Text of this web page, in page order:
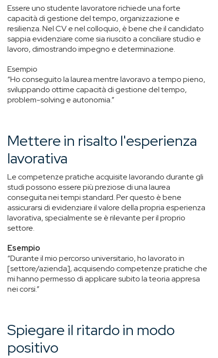
Essere uno studente lavoratore richiede una forte
capacità di gestione del tempo, organizzazione e
resilienza. Nel CV e nel colloquio, è bene che il candidato
sappia evidenziare come sia riuscito a conciliare studio e
lavoro, dimostrando impegno e determinazione.
Esempio
“Ho conseguito la laurea mentre lavoravo a tempo pieno,
sviluppando ottime capacità di gestione del tempo,
problem-solving e autonomia.”
Mettere in risalto l'esperienza
lavorativa
Le competenze pratiche acquisite lavorando durante gli
studi possono essere più preziose di una laurea
conseguita nei tempi standard. Per questo è bene
assicurarsi di evidenziare il valore della propria esperienza
lavorativa, specialmente se è rilevante per il proprio
settore.
Esempio
“Durante il mio percorso universitario, ho lavorato in
[settore/azienda], acquisendo competenze pratiche che
mi hanno permesso di applicare subito la teoria appresa
nei corsi.”
Spiegare il ritardo in modo
positivo